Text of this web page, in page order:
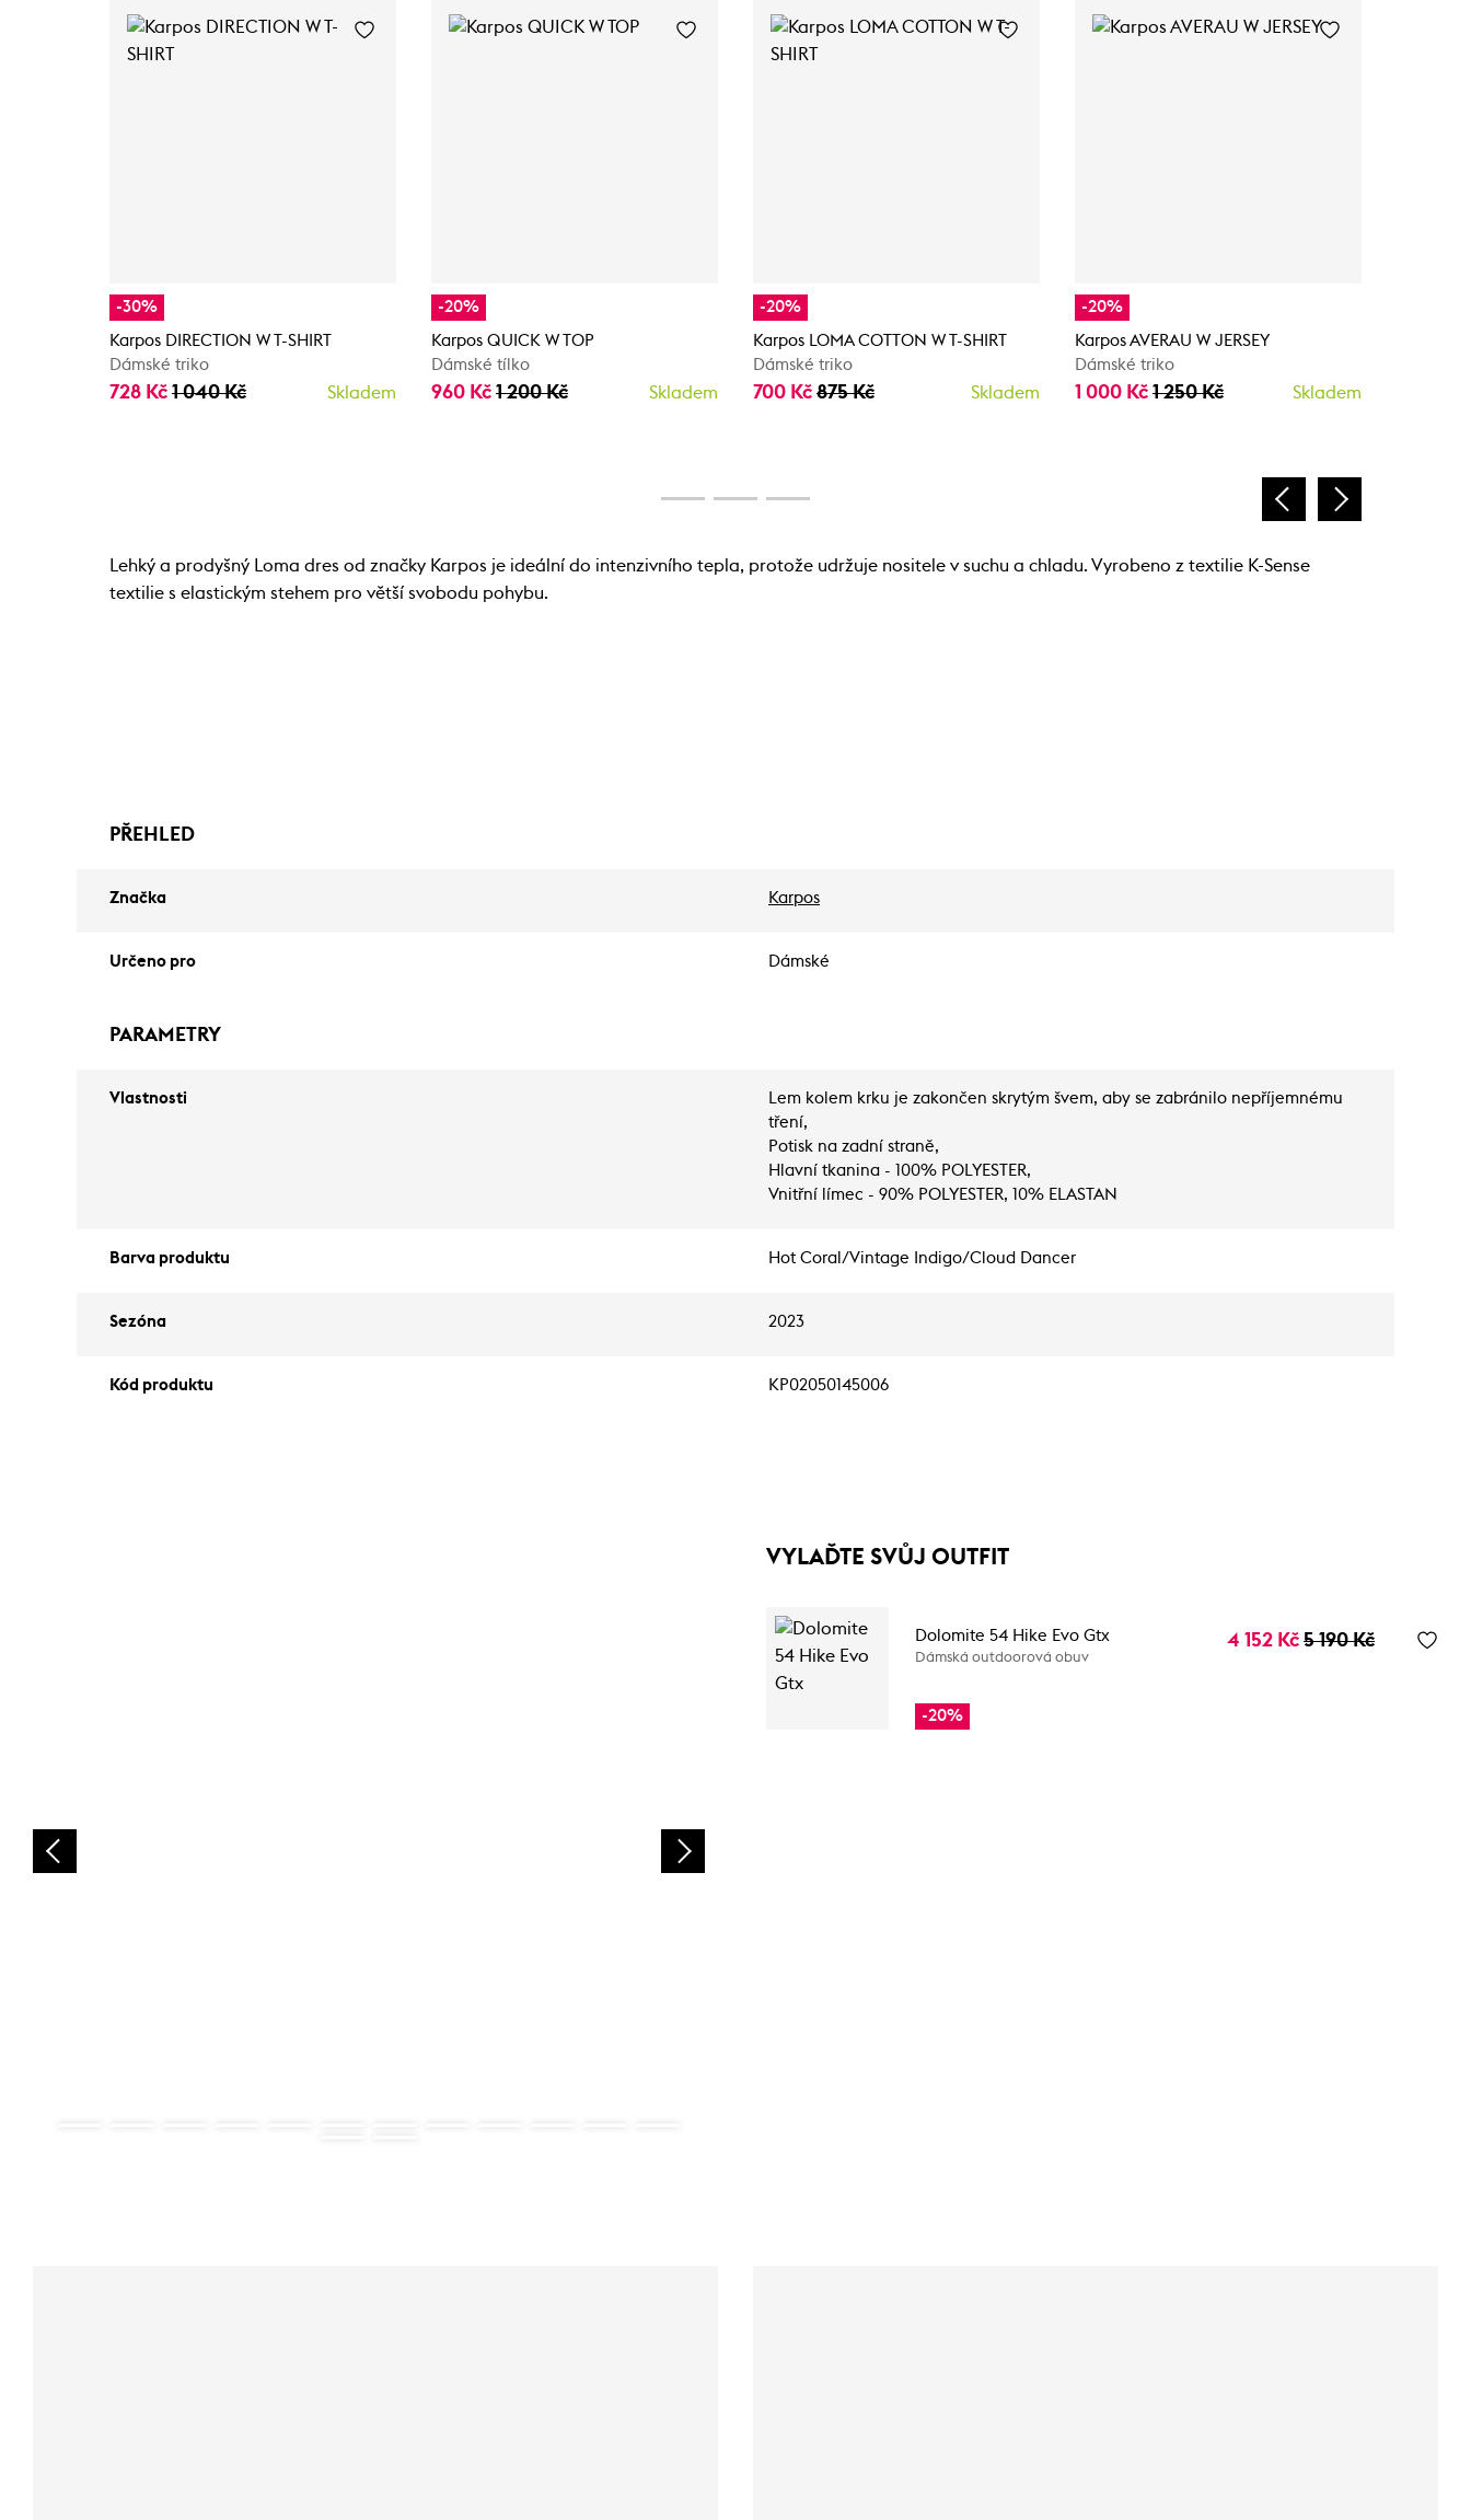
-30%
Karpos DIRECTION W T-SHIRT
Dámské triko
728 Kč 1 040 Kč Skladem
-20%
Karpos QUICK W TOP
Dámské tílko
960 Kč 1 200 Kč Skladem
-20%
Karpos LOMA COTTON W T-SHIRT
Dámské triko
700 Kč 875 Kč Skladem
-20%
Karpos AVERAU W JERSEY
Dámské triko
1 000 Kč 1 250 Kč Skladem
Lehký a prodyšný Loma dres od značky Karpos je ideální do intenzivního tepla, protože udržuje nositele v suchu a chladu. Vyrobeno z textilie K-Sense
textilie s elastickým stehem pro větší svobodu pohybu.
PŘEHLED
Značka Karpos
Určeno pro Dámské
PARAMETRY
Vlastnosti
Lem kolem krku je zakončen skrytým švem, aby se zabránilo nepříjemnému
tření,
Potisk na zadní straně,
Hlavní tkanina - 100% POLYESTER,
Vnitřní límec - 90% POLYESTER, 10% ELASTAN
Barva produktu Hot Coral/Vintage Indigo/Cloud Dancer
Sezóna 2023
Kód produktu KP02050145006
VYLAĎTE SVŮJ OUTFIT
Dolomite 54 Hike Evo Gtx
Dámská outdoorová obuv
4 152 Kč 5 190 Kč
-20%